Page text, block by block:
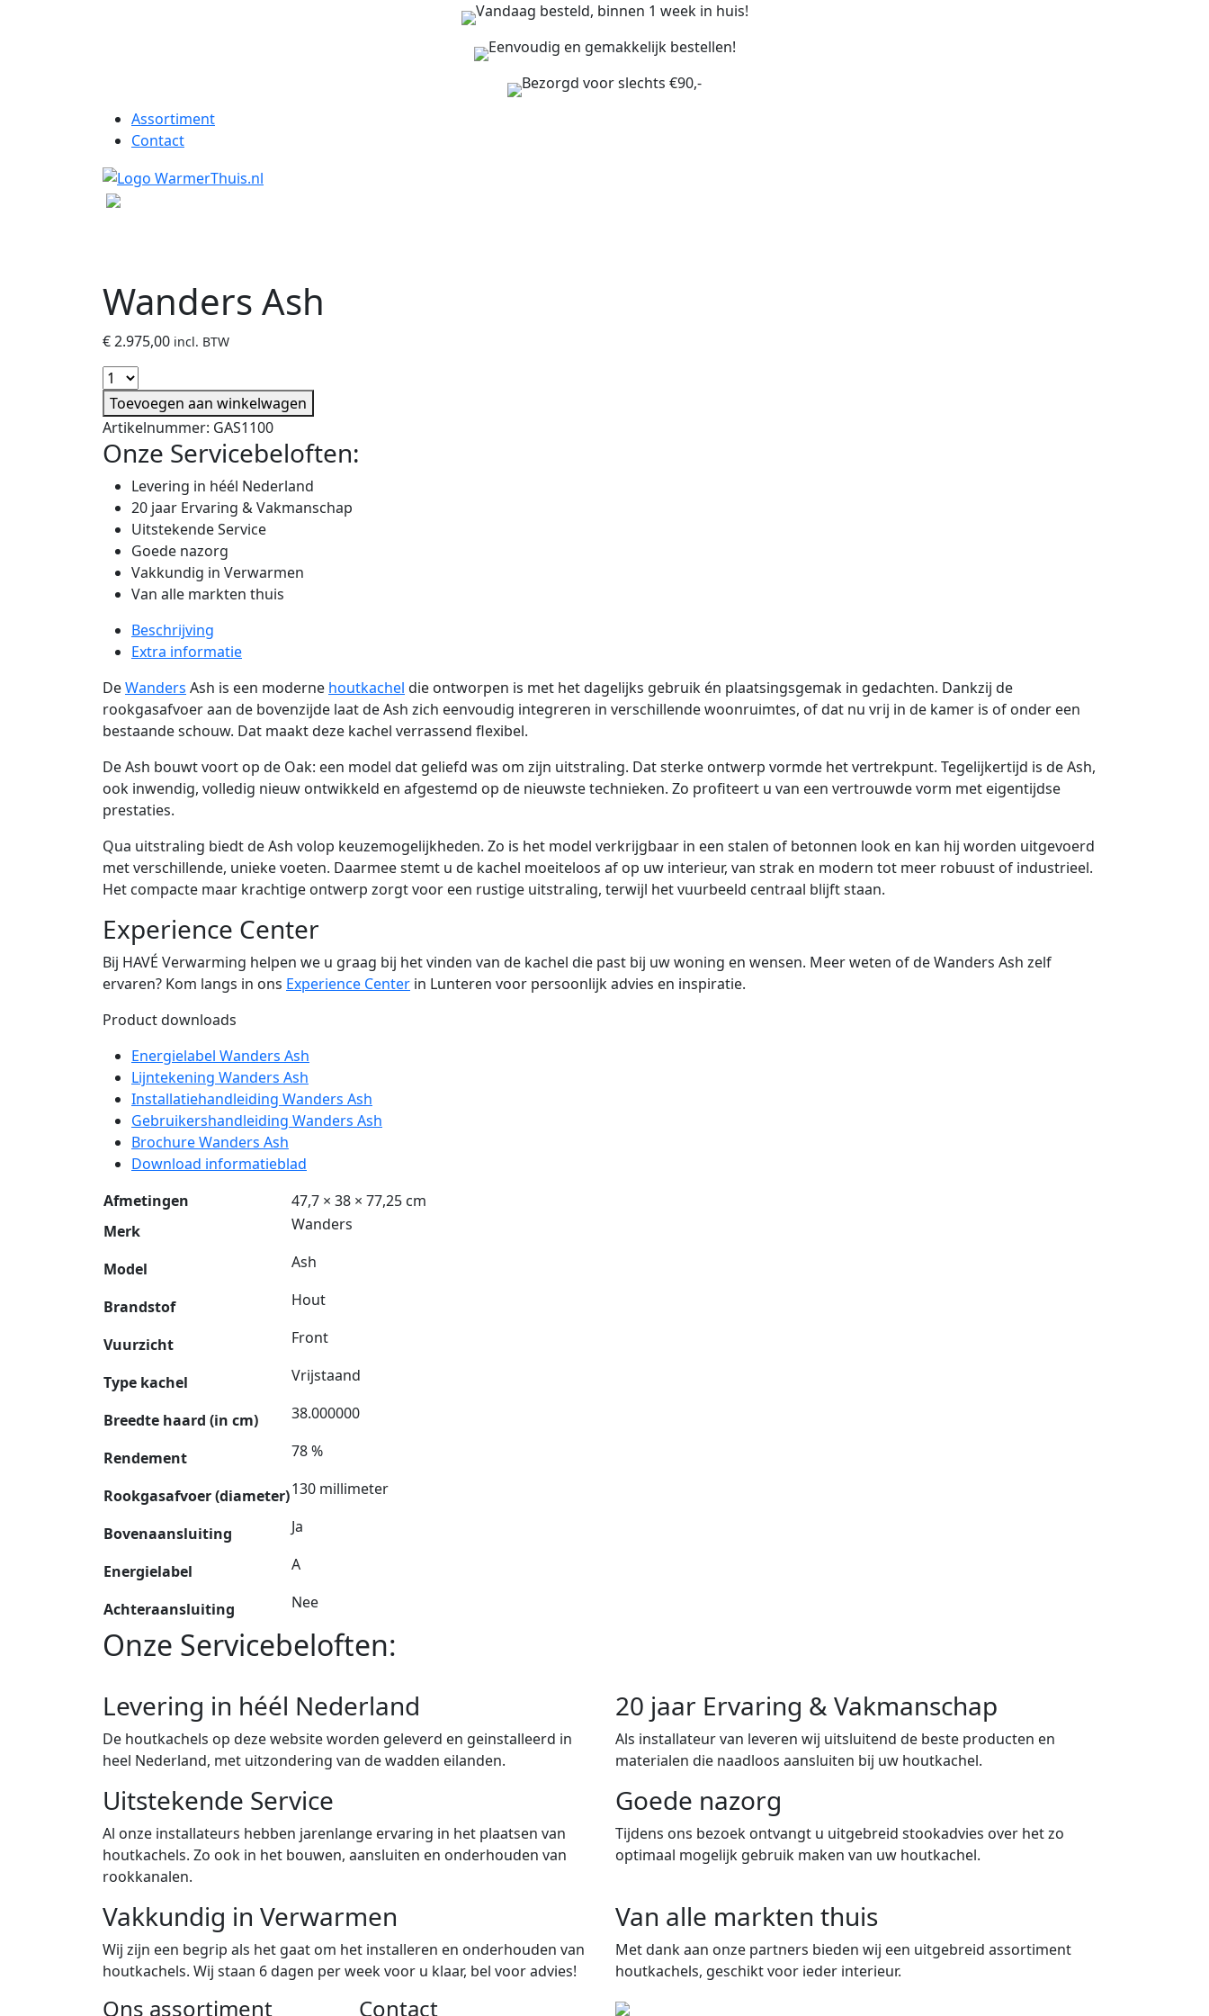
Vandaag besteld, binnen 1 week in huis!
Eenvoudig en gemakkelijk bestellen!
Bezorgd voor slechts €90,-
Assortiment
Contact
Wanders Ash
€2.975,00 incl. BTW
Toevoegen aan winkelwagen
Artikelnummer: GAS1100
Onze Servicebeloften:
Levering in héél Nederland
20 jaar Ervaring & Vakmanschap
Uitstekende Service
Goede nazorg
Vakkundig in Verwarmen
Van alle markten thuis
Beschrijving
Extra informatie
DeWanders Ash is een moderne houtkachel die ontworpen is met het dagelijks gebruik én plaatsingsgemak in gedachten. Dankzij de
rookgasafvoer aan de bovenzijde laat de Ash zich eenvoudig integreren in verschillende woonruimtes, of dat nu vrij in de kamer is of onder een
bestaande schouw. Dat maakt deze kachel verrassend flexibel.
De Ash bouwt voort op de Oak: een model dat geliefd was om zijn uitstraling. Dat sterke ontwerp vormde het vertrekpunt. Tegelijkertijd is de Ash,
ook inwendig, volledig nieuw ontwikkeld en afgestemd op de nieuwste technieken. Zo profiteert u van een vertrouwde vorm met eigentijdse
prestaties.
Qua uitstraling biedt de Ash volop keuzemogelijkheden. Zo is het model verkrijgbaar in een stalen of betonnen look en kan hij worden uitgevoerd
met verschillende, unieke voeten. Daarmee stemt u de kachel moeiteloos af op uw interieur, van strak en modern tot meer robuust of industrieel.
Het compacte maar krachtige ontwerp zorgt voor een rustige uitstraling, terwijl het vuurbeeld centraal blijft staan.
Experience Center
Bij HAVÉ Verwarming helpen we u graag bij het vinden van de kachel die past bij uw woning en wensen. Meer weten of de Wanders Ash zelf
ervaren? Kom langs in ons Experience Center in Lunteren voor persoonlijk advies en inspiratie.
Product downloads
Energielabel Wanders Ash
Lijntekening Wanders Ash
Installatiehandleiding Wanders Ash
Gebruikershandleiding Wanders Ash
Brochure Wanders Ash
Download informatieblad
Afmetingen
47,7 × 38 × 77,25 cm
Merk
Wanders
Model Ash
Brandstof Hout
Vuurzicht Front
Type kachel Vrijstaand
Breedte haard (in cm) 38.000000
Rendement 78 %
Rookgasafvoer (diameter)130 millimeter
Bovenaansluiting Ja
Energielabel A
Achteraansluiting Nee
Onze Servicebeloften:
Levering in héél Nederland
De houtkachels op deze website worden geleverd en geinstalleerd in
heel Nederland, met uitzondering van de wadden eilanden.
20 jaar Ervaring & Vakmanschap
Als installateur van leveren wij uitsluitend de beste producten en
materialen die naadloos aansluiten bij uw houtkachel.
Uitstekende Service
Al onze installateurs hebben jarenlange ervaring in het plaatsen van
houtkachels. Zo ook in het bouwen, aansluiten en onderhouden van
rookkanalen.
Goede nazorg
Tijdens ons bezoek ontvangt u uitgebreid stookadvies over het zo
optimaal mogelijk gebruik maken van uw houtkachel.
Vakkundig in Verwarmen
Wij zijn een begrip als het gaat om het installeren en onderhouden van
houtkachels. Wij staan 6 dagen per week voor u klaar, bel voor advies!
Van alle markten thuis
Met dank aan onze partners bieden wij een uitgebreid assortiment
houtkachels, geschikt voor ieder interieur.
Ons assortiment Contact